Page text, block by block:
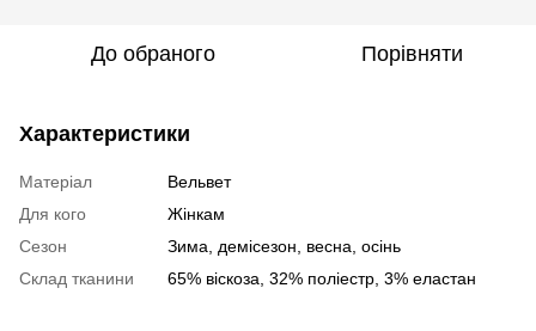
До обраного Порівняти
Характеристики
Матеріал
Вельвет
Для кого
Жінкам
Сезон
Зима, демісезон, весна, осінь
Склад тканини
65% віскоза, 32% поліестр, 3% еластан